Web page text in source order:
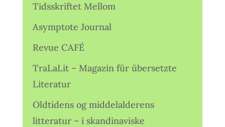
Tidsskriftet Mellom
Asymptote Journal
Revue CAFÉ
TraLaLit – Magazin für übersetzte
Literatur
Oldtidens og middelalderens
litteratur – i skandinaviske